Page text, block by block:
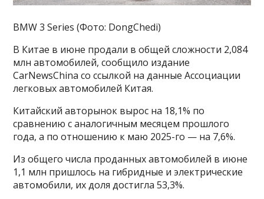
BMW 3 Series (Фото: DongChedi)
В Китае в июне продали в общей сложности 2,084
млн автомобилей, сообщило издание
CarNewsChina со ссылкой на данные Ассоциации
легковых автомобилей Китая.
Китайский авторынок вырос на 18,1% по
сравнению с аналогичным месяцем прошлого
года, а по отношению к маю 2025-го — на 7,6%.
Из общего числа проданных автомобилей в июне
1,1 млн пришлось на гибридные и электрические
автомобили, их доля достигла 53,3%.